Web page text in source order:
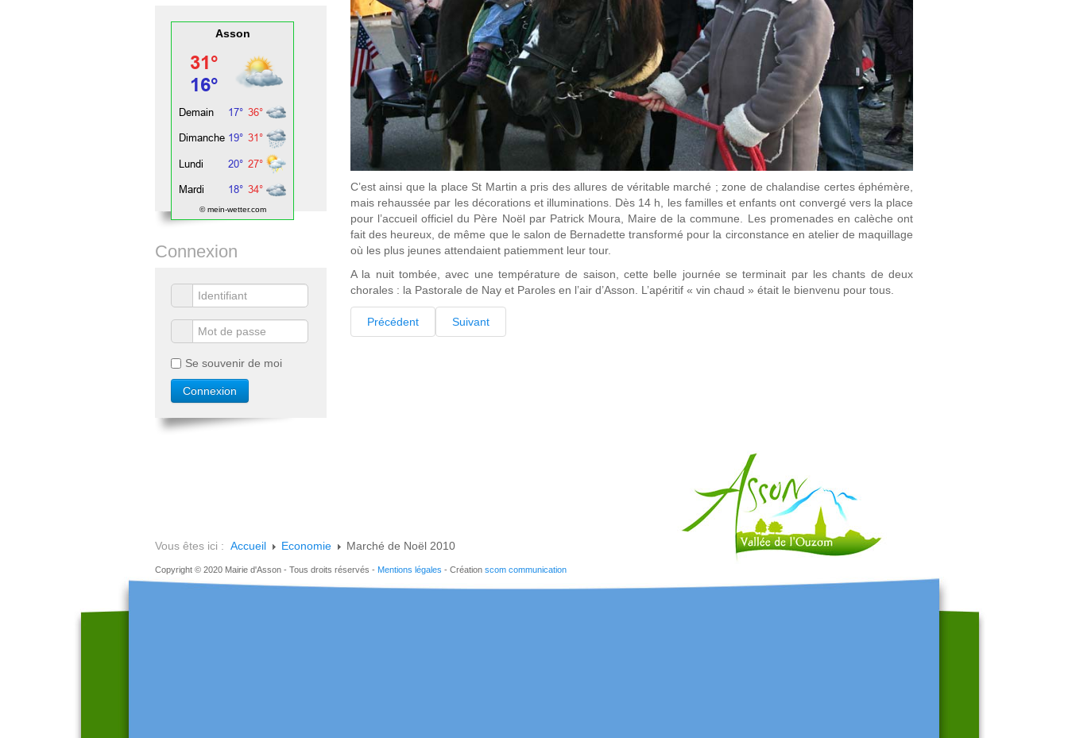
C’est ainsi que la place St Martin a pris des allures de véritable marché ; zone de chalandise certes éphémère,
mais rehaussée par les décorations et illuminations. Dès 14 h, les familles et enfants ont convergé vers la place
pour l’accueil officiel du Père Noël par Patrick Moura, Maire de la commune. Les promenades en calèche ont
fait des heureux, de même que le salon de Bernadette transformé pour la circonstance en atelier de maquillage
où les plus jeunes attendaient patiemment leur tour.
A la nuit tombée, avec une température de saison, cette belle journée se terminait par les chants de deux
chorales : la Pastorale de Nay et Paroles en l’air d’Asson. L’apéritif « vin chaud » était le bienvenu pour tous.
Précédent Suivant
Asson
© mein-wetter.com
Connexion
Se souvenir de moi
Vous êtes ici : Accueil Economie Marché de Noël 2010
Copyright © 2020 Mairie d'Asson - Tous droits réservés - Mentions légales - Création scom communication